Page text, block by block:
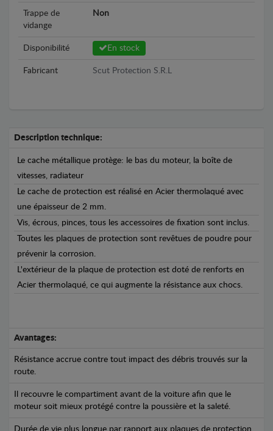
Trappe de
vidange
Non
Disponibilité En stock
Fabricant Scut Protection S.R.L
Description technique:
Le cache métallique protège: le bas du moteur, la boîte de
vitesses, radiateur
Le cache de protection est réalisé en Acier thermolaqué avec
une épaisseur de 2 mm.
Vis, écrous, pinces, tous les accessoires de fixation sont inclus.
Toutes les plaques de protection sont revêtues de poudre pour
prévenir la corrosion.
L'extérieur de la plaque de protection est doté de renforts en
Acier thermolaqué, ce qui augmente la résistance aux chocs.
Avantages:
Résistance accrue contre tout impact des débris trouvés sur la
route.
Il recouvre le compartiment avant de la voiture afin que le
moteur soit mieux protégé contre la poussière et la saleté.
Durée de vie plus longue par rapport aux plaques de protection